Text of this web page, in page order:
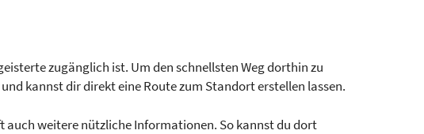
zugänglich ist. Um den schnellsten Weg dorthin zu
kannst dir direkt eine Route zum Standort erstellen lassen.
auch weitere nützliche Informationen. So kannst du dort